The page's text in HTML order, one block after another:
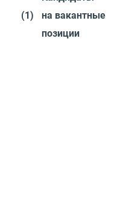
(1)
на вакантные
позиции